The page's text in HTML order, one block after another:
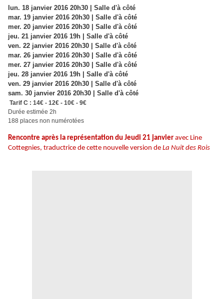
lun. 18 janvier 2016 20h30 | Salle d'à côté
mar. 19 janvier 2016 20h30 | Salle d'à côté
mer. 20 janvier 2016 20h30 | Salle d'à côté
jeu. 21 janvier 2016 19h | Salle d'à côté
ven. 22 janvier 2016 20h30 | Salle d'à côté
mar. 26 janvier 2016 20h30 | Salle d'à côté
mer. 27 janvier 2016 20h30 | Salle d'à côté
jeu. 28 janvier 2016 19h | Salle d'à côté
ven. 29 janvier 2016 20h30 | Salle d'à côté
sam. 30 janvier 2016 20h30 | Salle d'à côté
Tarif C : 14€ - 12€ - 10€ - 9€
Durée estimée 2h
188 places non numérotées
Rencontre après la représentation du Jeudi 21 janvier avec Line
Cottegnies, traductrice de cette nouvelle version de La Nuit des Rois